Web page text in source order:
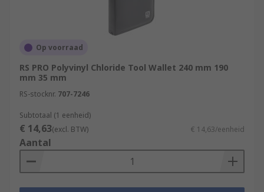
Op voorraad
RS PRO Polyvinyl Chloride Tool Wallet 240 mm 190
mm 35 mm
RS-stocknr. 707-7246
Subtotaal (1 eenheid)
€ 14,63(excl. BTW) € 14,63/eenheid
Aantal